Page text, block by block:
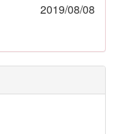
2019/08/08